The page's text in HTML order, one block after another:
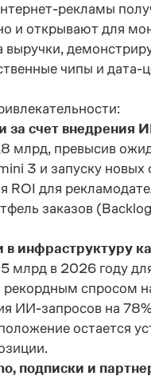
рекламы
и открывают для
выручки,
чипы и дата-
за счет внедрения
млрд, превысив
3 и запуску
ROI для
заказов
инфраструктуру
млрд в 2026 году
спросом
ИИ-запросов на
остается
подписки и